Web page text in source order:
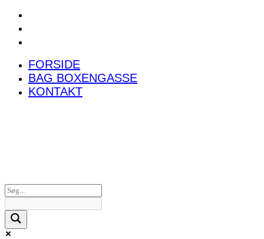
FORSIDE
BAG BOXENGASSE
KONTAKT